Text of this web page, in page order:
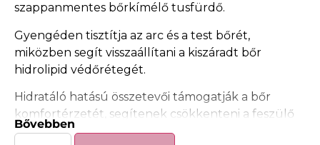
szappanmentes bőrkímélő tusfürdő.
Gyengéden tisztítja az arc és a test bőrét,
miközben segít visszaállítani a kiszáradt bőr
hidrolipid védőrétegét.
Hidratáló hatású összetevői támogatják a bőr
komfortérzetét, segítenek csökkenteni a feszülő
érzést, és puhább bőrérzetet hagynak maguk
Bővebben